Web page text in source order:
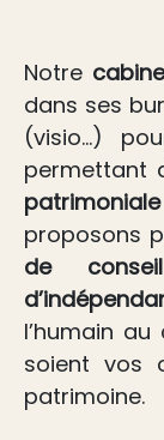
Notre
dans ses
(visio…)
permettant
patrimoniale
proposons
de
l’humain
soient vos
patrimoine.